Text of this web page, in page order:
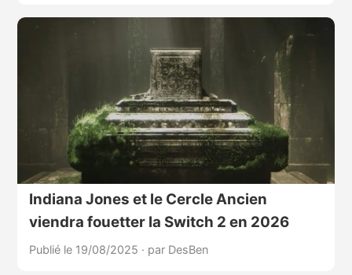
Indiana Jones et le Cercle Ancien
viendra fouetter la Switch 2 en 2026
Publié le 19/08/2025 · par DesBen